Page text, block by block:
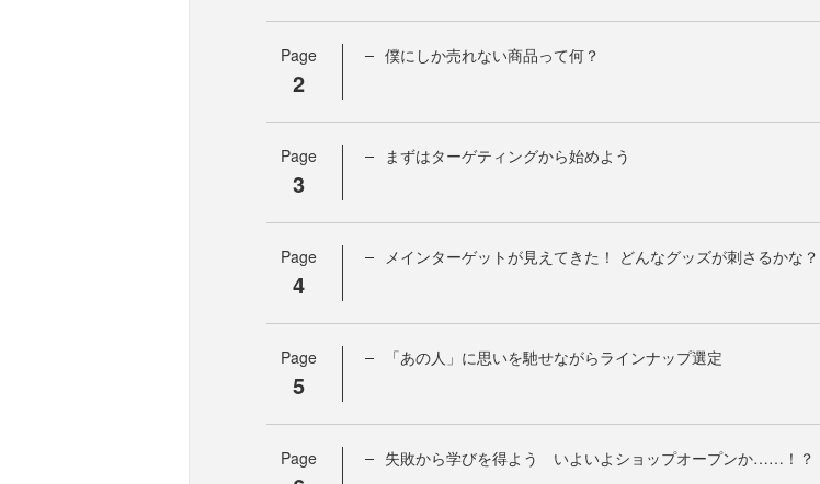
Page
2
僕にしか売れない商品って何？
Page
3
まずはターゲティングから始めよう
Page
4
メインターゲットが見えてきた！ どんなグッズが刺さるかな？
Page
5
「あの人」に思いを馳せながらラインナップ選定
Page 失敗から学びを得よう いよいよショップオープンか……！？